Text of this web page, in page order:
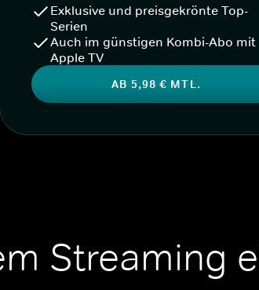
Exklusive und preisgekrönte Top-
Serien
Auch im günstigen Kombi-Abo mit
Apple TV
AB 5,98 € MTL.
Streaming